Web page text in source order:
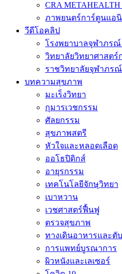
CRA
ภาพยนตร์การ์ตูนแอ
วีดีโอคลิป
โรงพยาบาลจุฬาภร
วิทยาลัยวิทยาศาสต
ราชวิทยาลัยจุฬาภรณ์
บทความสุขภาพ
มะเร็งวิทยา
กุมารเวชกรรม
ศัลยกรรม
สุขภาพสตรี
หัวใจและหลอดเลือด
ออโธปิดิกส์
อายุรกรรม
เทคโนโลยีจักษุวิทยา
เบาหวาน
เวชศาสตร์ฟื้นฟู
ตรวจสุขภาพ
ทางเดินอาหารและตับ
การแพทย์บูรณาการ
ผิวหนังและเลเซอร์